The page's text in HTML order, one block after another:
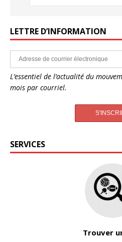
LETTRE D’INFORMATION
L’essentiel de l’actualité du
mois par courriel.
SERVICES
Trouver